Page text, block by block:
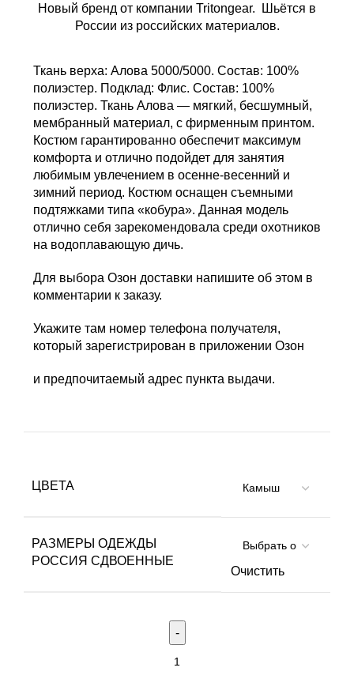
Новый бренд от компании Tritongear. Шьётся в
России из российских материалов.
Ткань верха: Алова 5000/5000. Состав: 100%
полиэстер. Подклад: Флис. Состав: 100%
полиэстер. Ткань Алова — мягкий, бесшумный,
мембранный материал, с фирменным принтом.
Костюм гарантированно обеспечит максимум
комфорта и отлично подойдет для занятия
любимым увлечением в осенне-весенний и
зимний период. Костюм оснащен съемными
подтяжками типа «кобура». Данная модель
отлично себя зарекомендовала среди охотников
на водоплавающую дичь.
Для выбора Озон доставки напишите об этом в
комментарии к заказу.
Укажите там номер телефона получателя,
который зарегистрирован в приложении Озон
и предпочитаемый адрес пункта выдачи.
ЦВЕТА
РАЗМЕРЫ ОДЕЖДЫ
РОССИЯ СДВОЕННЫЕ
Очистить